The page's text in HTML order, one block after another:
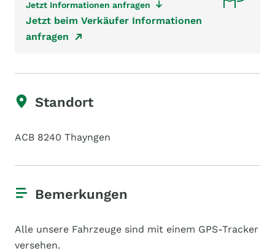
Jetzt Informationen anfragen
Jetzt beim Verkäufer Informationen
anfragen
Standort
ACB 8240 Thayngen
Bemerkungen
Alle unsere Fahrzeuge sind mit einem GPS-Tracker
versehen.